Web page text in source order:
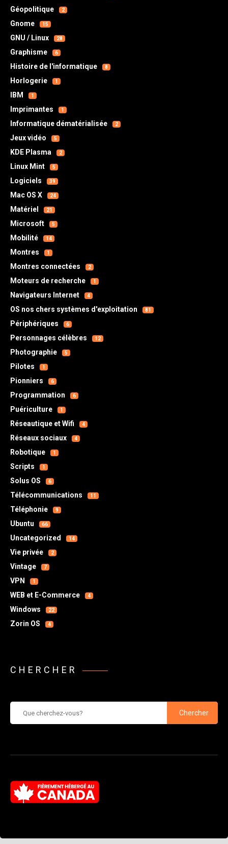
Géopolitique 2
Gnome 15
GNU / Linux 28
Graphisme 6
Histoire de l'informatique 8
Horlogerie 1
IBM 1
Imprimantes 1
Informatique dématérialisée 2
Jeux vidéo 5
KDE Plasma 2
Linux Mint 5
Logiciels 39
Mac OS X 24
Matériel 21
Microsoft 5
Mobilité 14
Montres 1
Montres connectées 2
Moteurs de recherche 1
Navigateurs Internet 4
OS nos chers systèmes d'exploitation 81
Périphériques 6
Personnages célèbres 12
Photographie 5
Pilotes 1
Pionniers 6
Programmation 6
Puériculture 1
Réseautique et Wifi 4
Réseaux sociaux 4
Robotique 1
Scripts 1
Solus OS 6
Télécommunications 11
Téléphonie 9
Ubuntu 66
Uncategorized 14
Vie privée 2
Vintage 7
VPN 1
WEB et E-Commerce 4
Windows 22
Zorin OS 4
CHERCHER